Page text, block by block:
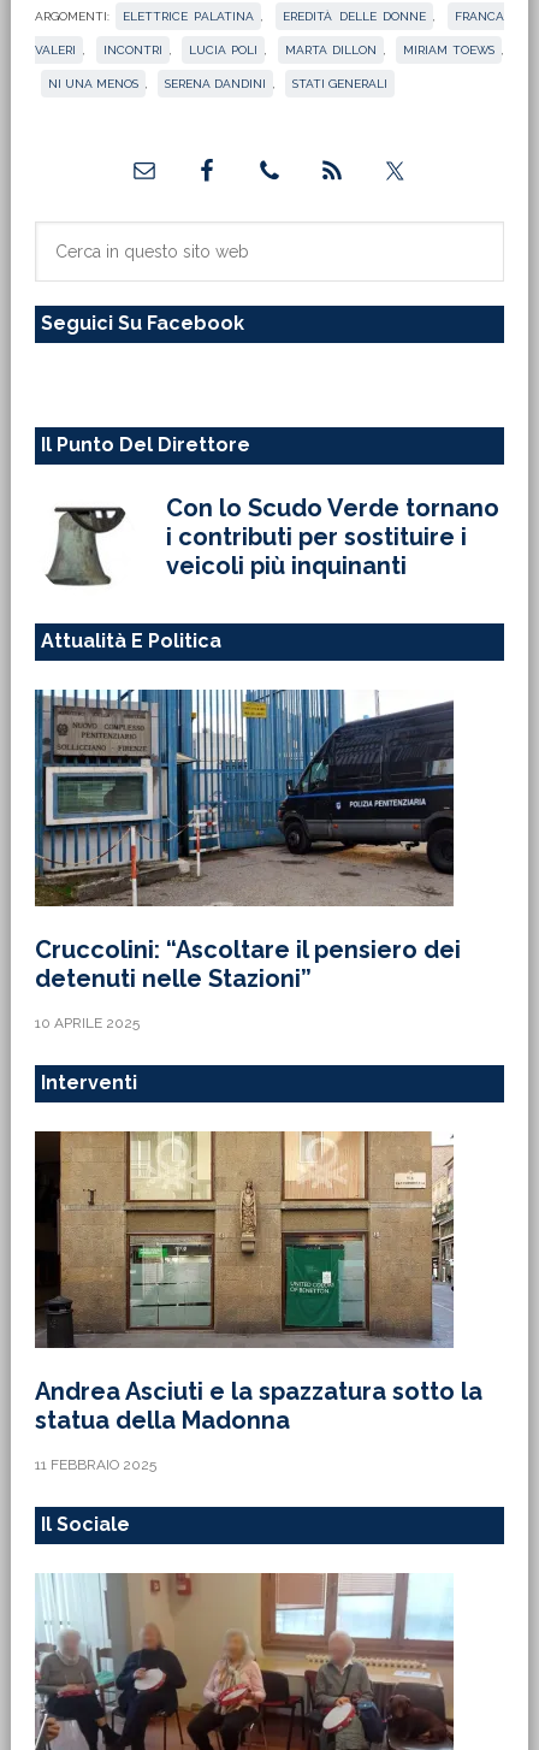
ARGOMENTI: ELETTRICE PALATINA EREDITÀ DELLE DONNE FRANCA
VALERI INCONTRI LUCIA POLI MARTA DILLON MIRIAM TOEWS
NI UNA MENOS SERENA DANDINI STATI GENERALI
primaria
sito
Seguici Su Facebook
Il Punto Del Direttore
Con lo Scudo Verde tornano
i contributi per sostituire i
veicoli più inquinanti
Attualità E Politica
Cruccolini: “Ascoltare il pensiero dei
detenuti nelle Stazioni”
10 APRILE 2025
Interventi
Andrea Asciuti e la spazzatura sotto la
statua della Madonna
11 FEBBRAIO 2025
Il Sociale